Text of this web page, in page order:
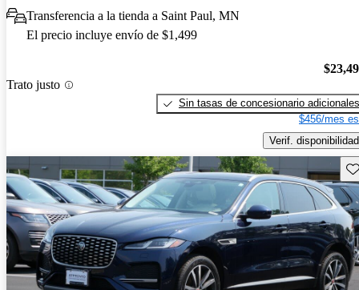
Transferencia a la tienda a Saint Paul, MN
El precio incluye envío de $1,499
Trato justo
Sin tasas de concesionario adicionales
$456/mes
Verif. disponibilidad